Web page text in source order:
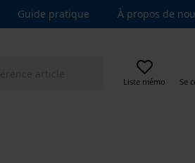
Guide pratique À propos de
Liste mémo Se